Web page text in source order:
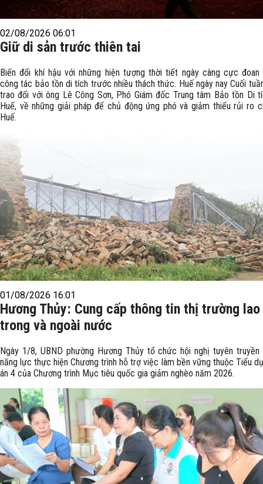
02/08/2026 06:01
Giữ di sản trước thiên tai
Biến đổi khí hậu với những hiện tượng thời tiết ngày càng cực đoan
công tác bảo tồn di tích trước nhiều thách thức. Huế ngày nay Cuối
trao đổi với ông Lê Công Sơn, Phó Giám đốc Trung tâm Bảo tồn Di
Huế, về những giải pháp để chủ động ứng phó và giảm thiểu rủi ro
Huế.
01/08/2026 16:01
Hương Thủy: Cung cấp thông tin thị trường
trong và ngoài nước
Ngày 1/8, UBND phường Hương Thủy tổ chức hội nghị tuyên truyền
năng lực thực hiện Chương trình hỗ trợ việc làm bền vững thuộc Tiểu
án 4 của Chương trình Mục tiêu quốc gia giảm nghèo năm 2026.